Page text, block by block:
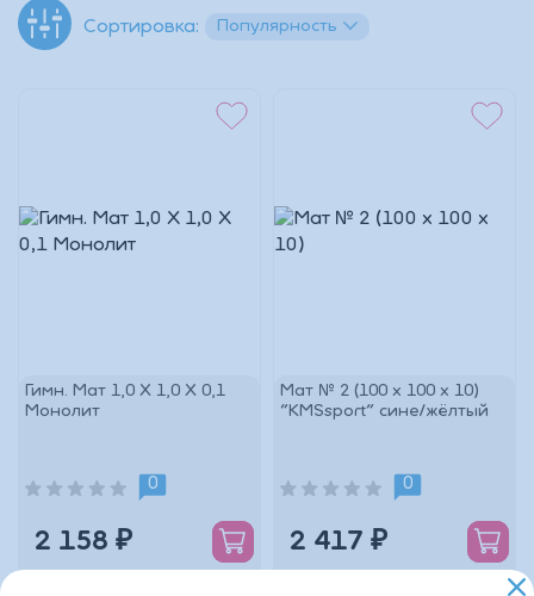
Сортировка: Популярность
Гимн. Мат 1,0 Х 1,0 Х 0,1
Монолит
0
2 158 ₽
Мат № 2 (100 х 100 х 10)
"KMSsport" сине/жёлтый
0
2 417 ₽